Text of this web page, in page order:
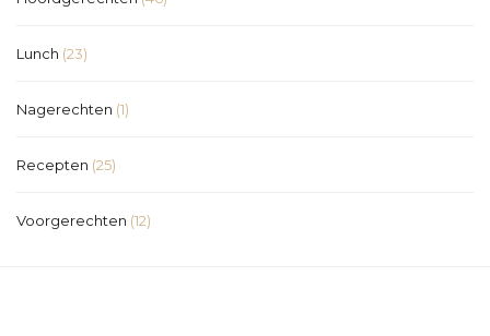
Lunch (23)
Nagerechten (1)
Recepten (25)
Voorgerechten (12)